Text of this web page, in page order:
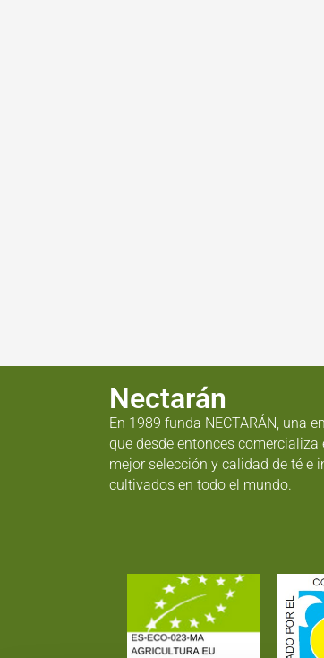
Nectarán
En 1989 funda NECTARÁN, una
que desde entonces comercializa
mejor selección y calidad de té e
cultivados en todo el mundo.